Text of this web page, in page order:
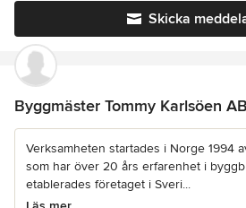
Skicka
Byggmäster Tommy Karlsöen AB
Verksamheten startades i Norge 1994
som har över 20 års erfarenhet i
etablerades företaget i Sveri...